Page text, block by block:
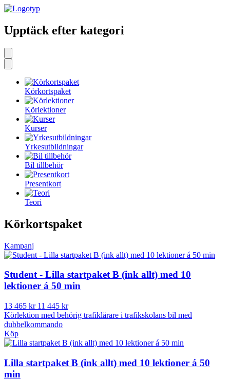
Upptäck efter kategori
Körkortspaket
Körlektioner
Kurser
Yrkesutbildningar
Bil tillbehör
Presentkort
Teori
Körkortspaket
Kampanj
Student - Lilla startpaket B (ink allt) med 10
lektioner á 50 min
13 465 kr 11 445 kr
Körlektion med behörig trafiklärare i trafikskolans bil med
dubbelkommando
Köp
Lilla startpaket B (ink allt) med 10 lektioner á 50
min